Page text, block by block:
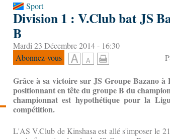
Sport
Division 1 : V.Club bat JS
B
Mardi 23 Décembre 2014 - 16:30
Abonnez-vous
Grâce à sa victoire sur JS Groupe Bazano
positionnant en tête du groupe B du
championnat est hypothétique pour la
compétition.
L'AS V.Club de Kinshasa est allé s'imposer le